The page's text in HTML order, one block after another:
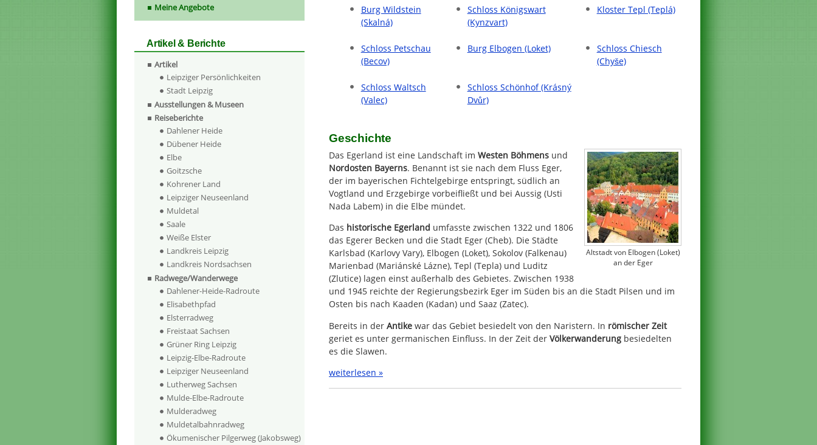
Burg Wildstein
(Skalná)
Schloss Königswart
(Kynzvart)
Kloster Tepl (Teplá)
Schloss Petschau
(Becov)
Burg Elbogen (Loket)
Schloss Chiesch
(Chyše)
Schloss Waltsch
(Valec)
Schloss Schönhof (Krásný
Dvůr)
Geschichte
Altstadt von Elbogen (Loket)
an der Eger
Das Egerland ist eine Landschaft im Westen Böhmens und
Nordosten Bayerns. Benannt ist sie nach dem Fluss Eger,
der im bayerischen Fichtelgebirge entspringt, südlich an
Vogtland und Erzgebirge vorbeifließt und bei Aussig (Usti
Nada Labem) in die Elbe mündet.
Das historische Egerland umfasste zwischen 1322 und 1806
das Egerer Becken und die Stadt Eger (Cheb). Die Städte
Karlsbad (Karlovy Vary), Elbogen (Loket), Sokolov (Falkenau)
Marienbad (Mariánské Lázne), Tepl (Tepla) und Luditz
(Zlutice) lagen einst außerhalb des Gebietes. Zwischen 1938
und 1945 reichte der Regierungsbezirk Eger im Süden bis an die Stadt Pilsen und im
Osten bis nach Kaaden (Kadan) und Saaz (Zatec).
Bereits in der Antike war das Gebiet besiedelt von den Naristern. In römischer Zeit
geriet es unter germanischen Einfluss. In der Zeit der Völkerwanderung besiedelten
es die Slawen.
weiterlesen »
Meine Angebote
Artikel & Berichte
Artikel
Leipziger Persönlichkeiten
Stadt Leipzig
Ausstellungen & Museen
Reiseberichte
Dahlener Heide
Dübener Heide
Elbe
Goitzsche
Kohrener Land
Leipziger Neuseenland
Muldetal
Saale
Weiße Elster
Landkreis Leipzig
Landkreis Nordsachsen
Radwege/Wanderwege
Dahlener-Heide-Radroute
Elisabethpfad
Elsterradweg
Freistaat Sachsen
Grüner Ring Leipzig
Leipzig-Elbe-Radroute
Leipziger Neuseenland
Lutherweg Sachsen
Mulde-Elbe-Radroute
Mulderadweg
Muldetalbahnradweg
Ökumenischer Pilgerweg (Jakobsweg)